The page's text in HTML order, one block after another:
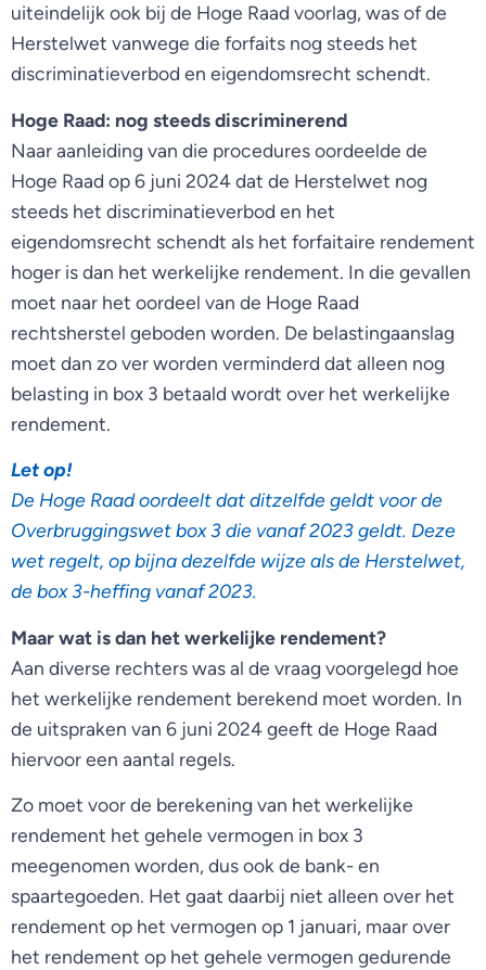
uiteindelijk ook bij de Hoge Raad voorlag, was of de
Herstelwet vanwege die forfaits nog steeds het
discriminatieverbod en eigendomsrecht schendt.
Hoge Raad: nog steeds discriminerend
Naar aanleiding van die procedures oordeelde de
Hoge Raad op 6 juni 2024 dat de Herstelwet nog
steeds het discriminatieverbod en het
eigendomsrecht schendt als het forfaitaire rendement
hoger is dan het werkelijke rendement. In die gevallen
moet naar het oordeel van de Hoge Raad
rechtsherstel geboden worden. De belastingaanslag
moet dan zo ver worden verminderd dat alleen nog
belasting in box 3 betaald wordt over het werkelijke
rendement.
Let op!
De Hoge Raad oordeelt dat ditzelfde geldt voor de
Overbruggingswet box 3 die vanaf 2023 geldt. Deze
wet regelt, op bijna dezelfde wijze als de Herstelwet,
de box 3-heffing vanaf 2023.
Maar wat is dan het werkelijke rendement?
Aan diverse rechters was al de vraag voorgelegd hoe
het werkelijke rendement berekend moet worden. In
de uitspraken van 6 juni 2024 geeft de Hoge Raad
hiervoor een aantal regels.
Zo moet voor de berekening van het werkelijke
rendement het gehele vermogen in box 3
meegenomen worden, dus ook de bank- en
spaartegoeden. Het gaat daarbij niet alleen over het
rendement op het vermogen op 1 januari, maar over
het rendement op het gehele vermogen gedurende